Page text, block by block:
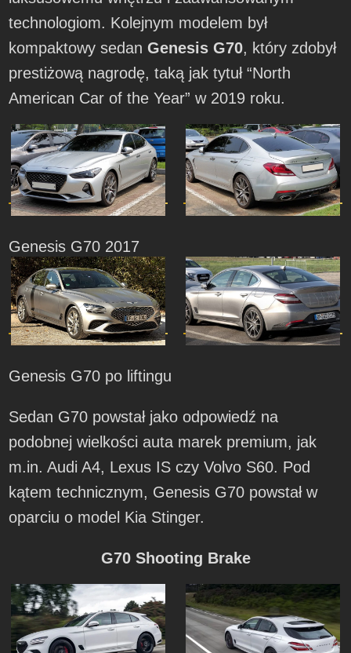
technologiom. Kolejnym modelem był
kompaktowy sedanGenesis G70, który zdobył
prestiżową nagrodę, taką jak tytuł “North
American Car of the Year” w 2019 roku.
Genesis G70 2017
Genesis G70 po liftingu
Sedan G70 powstał jako odpowiedź na
podobnej wielkości auta marek premium, jak
m.in. Audi A4, Lexus IS czy Volvo S60. Pod
kątem technicznym, Genesis G70 powstał w
oparciu o model Kia Stinger.
G70 Shooting Brake